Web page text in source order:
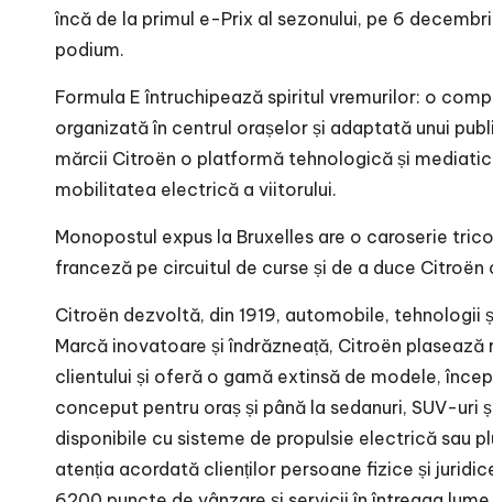
încă de la primul e-Prix al sezonului, pe 6
podium.
Formula E întruchipează spiritul vremurilor: o
organizată în centrul orașelor și adaptată unui
mărcii Citroën o platformă tehnologică și
mobilitatea electrică a viitorului.
Monopostul expus la Bruxelles are o caroserie
franceză pe circuitul de curse și de a duce
Citroën dezvoltă, din 1919, automobile,
Marcă inovatoare și îndrăzneață, Citroën
clientului și oferă o gamă extinsă de modele,
conceput pentru oraș și până la sedanuri, SUV-
disponibile cu sisteme de propulsie electrică sau
atenția acordată clienților persoane fizice și